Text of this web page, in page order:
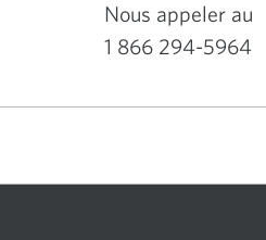
Nous appeler au
1 866 294-5964